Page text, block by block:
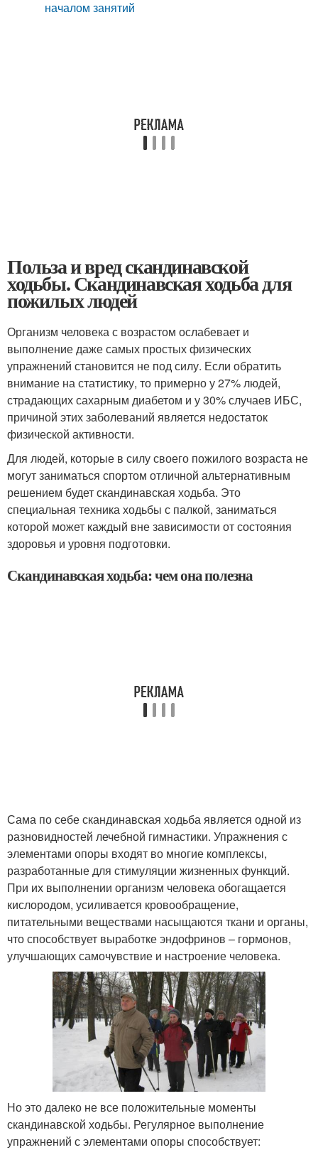
началом занятий
Польза и вред скандинавской
ходьбы. Скандинавская ходьба для
пожилых людей
Организм человека с возрастом ослабевает и
выполнение даже самых простых физических
упражнений становится не под силу. Если обратить
внимание на статистику, то примерно у 27% людей,
страдающих сахарным диабетом и у 30% случаев ИБС,
причиной этих заболеваний является недостаток
физической активности.
Для людей, которые в силу своего пожилого возраста не
могут заниматься спортом отличной альтернативным
решением будет скандинавская ходьба. Это
специальная техника ходьбы с палкой, заниматься
которой может каждый вне зависимости от состояния
здоровья и уровня подготовки.
Скандинавская ходьба: чем она полезна
Сама по себе скандинавская ходьба является одной из
разновидностей лечебной гимнастики. Упражнения с
элементами опоры входят во многие комплексы,
разработанные для стимуляции жизненных функций.
При их выполнении организм человека обогащается
кислородом, усиливается кровообращение,
питательными веществами насыщаются ткани и органы,
что способствует выработке эндофринов – гормонов,
улучшающих самочувствие и настроение человека.
Но это далеко не все положительные моменты
скандинавской ходьбы. Регулярное выполнение
упражнений с элементами опоры способствует: